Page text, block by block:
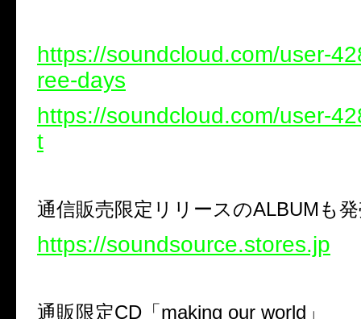
https://soundcloud.com/user-
ree-days
https://soundcloud.com/user-
t
通信販売限定リリースのALBUMも
https://soundsource.stores.jp
通販限定CD「making our world」